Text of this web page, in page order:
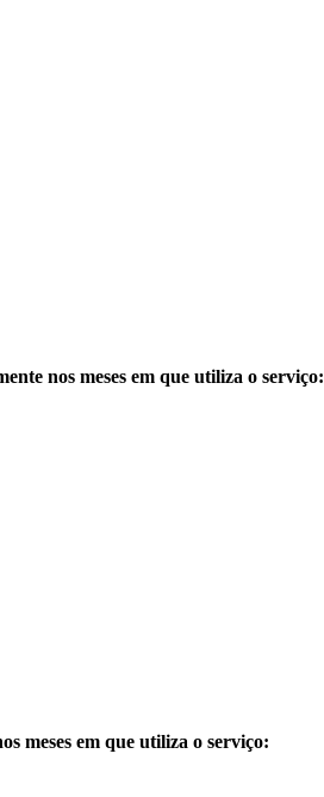
nos meses em que utiliza o serviço:
meses em que utiliza o serviço: